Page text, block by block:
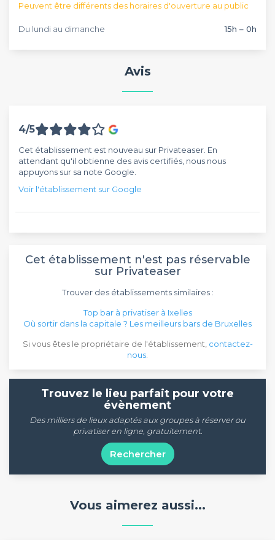
Peuvent être différents des horaires d'ouverture au public
Du lundi au dimanche 15h – 0h
Avis
4/5
Cet établissement est nouveau sur Privateaser. En
attendant qu'il obtienne des avis certifiés, nous nous
appuyons sur sa note Google.
Voir l'établissement sur Google
Cet établissement n'est pas réservable
sur Privateaser
Trouver des établissements similaires :
Top bar à privatiser à Ixelles
Où sortir dans la capitale ? Les meilleurs bars de Bruxelles
Si vous êtes le propriétaire de l'établissement, contactez-
nous
Trouvez le lieu parfait pour votre
évènement
Des milliers de lieux adaptés aux groupes à réserver ou
privatiser en ligne, gratuitement.
Rechercher
Vous aimerez aussi...